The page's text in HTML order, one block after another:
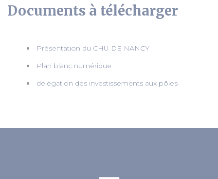
Documents à télécharger
Présentation du CHU DE NANCY
Plan blanc numérique
délégation des investissements aux pôles